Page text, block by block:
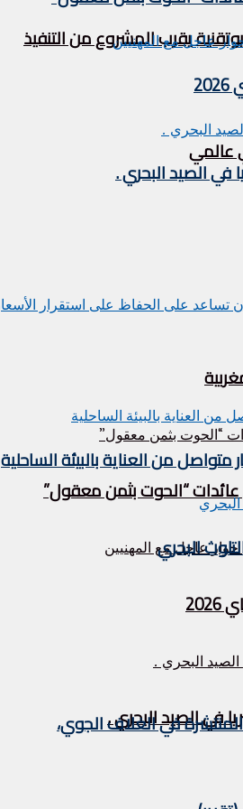
يقرب المشروع من التنفيذ
عالمي
من العناية بالبيئة الساحلية
المنتشرة في الغلاف الجوي،